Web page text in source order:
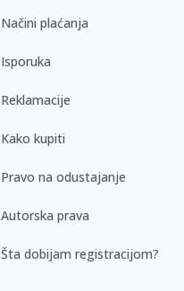
Načini plaćanja
Isporuka
Reklamacije
Kako kupiti
Pravo na odustajanje
Autorska prava
Šta dobijam registracijom?